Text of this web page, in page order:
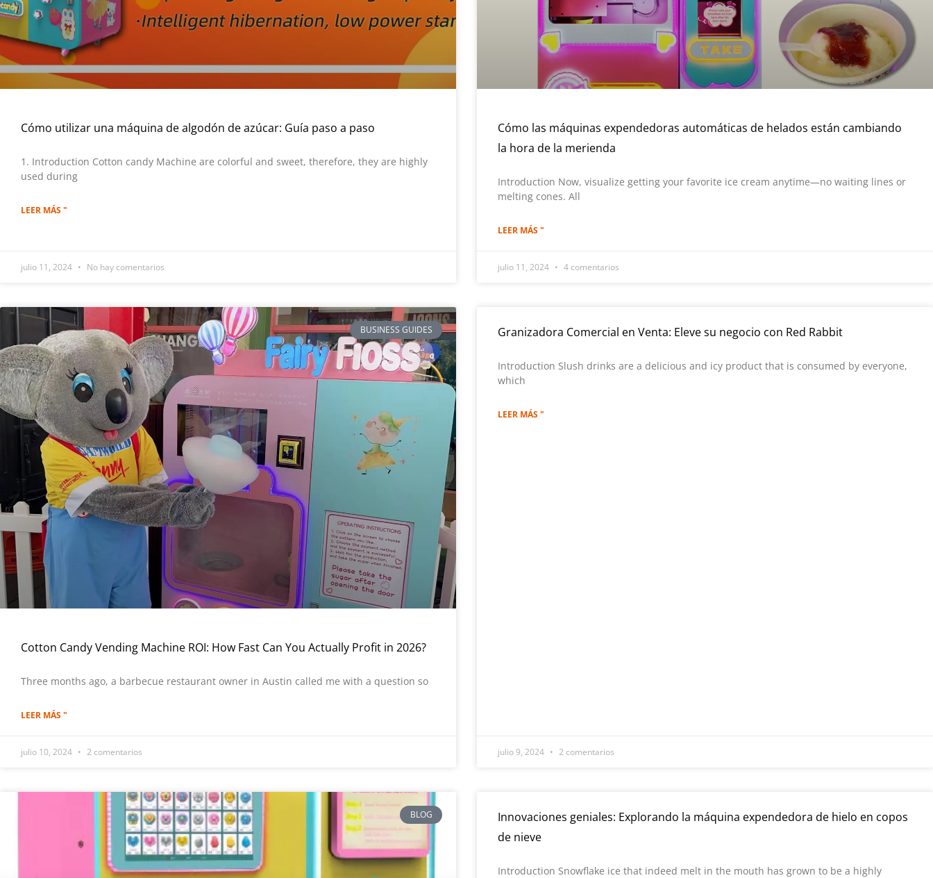
Cómo utilizar una máquina de algodón de azúcar: Guía paso a paso
1. Introduction Cotton candy Machine are colorful and sweet, therefore, they are highly
used during
LEER MÁS "
julio 11, 2024 No hay comentarios
Cómo las máquinas expendedoras automáticas de helados están cambiando
la hora de la merienda
Introduction Now, visualize getting your favorite ice cream anytime—no waiting lines or
melting cones. All
LEER MÁS "
julio 11, 2024 4 comentarios
BUSINESS GUIDES
Cotton Candy Vending Machine ROI: How Fast Can You Actually Profit in 2026?
Three months ago, a barbecue restaurant owner in Austin called me with a question so
LEER MÁS "
julio 10, 2024 2 comentarios
Granizadora Comercial en Venta: Eleve su negocio con Red Rabbit
Introduction Slush drinks are a delicious and icy product that is consumed by everyone,
which
LEER MÁS "
julio 9, 2024 2 comentarios
BLOG
Innovaciones geniales: Explorando la máquina expendedora de hielo en copos
de nieve
Introduction Snowflake ice that indeed melt in the mouth has grown to be a highly